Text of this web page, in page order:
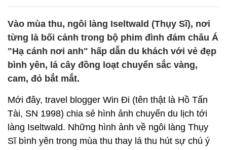
Vào mùa thu, ngôi làng Iseltwald (Thụy Sĩ), nơi
từng là bối cảnh trong bộ phim đình đám châu Á
"Hạ cánh nơi anh" hấp dẫn du khách với vẻ đẹp
bình yên, lá cây đồng loạt chuyển sắc vàng,
cam, đỏ bắt mắt.
Mới đây, travel blogger Win Đi (tên thật là Hồ Tấn
Tài, SN 1998) chia sẻ hình ảnh chuyến du lịch tới
làng Iseltwald. Những hình ảnh về ngôi làng Thụy
Sĩ bình yên trong mùa thu thay lá thu hút sự chú ý